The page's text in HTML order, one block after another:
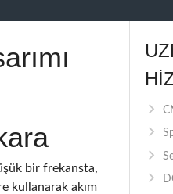
bir frekansta,
kullanarak akım